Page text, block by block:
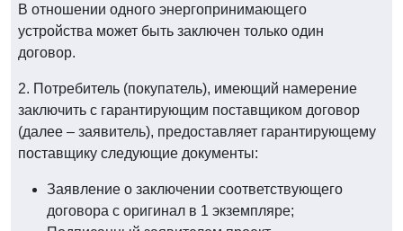
В отношении одного энергопринимающего
устройства может быть заключен только один
договор.
2. Потребитель (покупатель), имеющий намерение
заключить с гарантирующим поставщиком договор
(далее – заявитель), предоставляет гарантирующему
поставщику следующие документы:
Заявление о заключении соответствующего
договора с оригинал в 1 экземпляре;